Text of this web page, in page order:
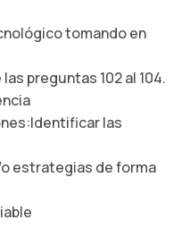
tomando en
preguntas 102 al 104.
las
estrategias de forma